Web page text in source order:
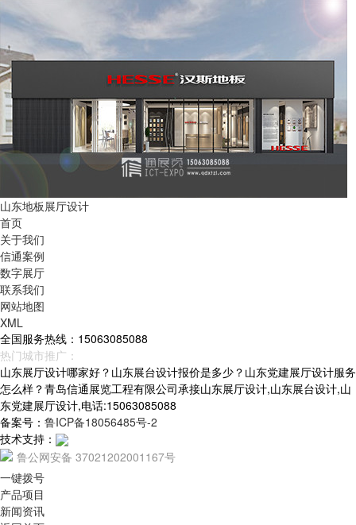
山东地板展厅设计
首页
关于我们
信通案例
数字展厅
联系我们
网站地图
XML
全国服务热线：15063085088
热门城市推广：
山东展厅设计哪家好？山东展台设计报价是多少？山东党建展厅设计服务
怎么样？青岛信通展览工程有限公司承接山东展厅设计,山东展台设计,山
东党建展厅设计,电话:15063085088
备案号： 鲁ICP备18056485号-2
技术支持：
鲁公网安备 37021202001167号
一键拨号
产品项目
新闻资讯